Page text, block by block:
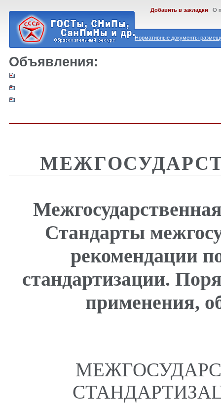
Нормативные документы
Добавить в закладки О
Объявления:
Стандарты
рекомендации
стандартизации.
применения,